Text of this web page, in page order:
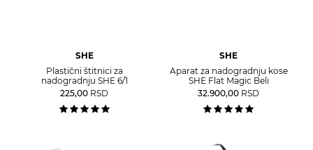
SHE
Plastični štitnici za
nadogradnju SHE 6/1
225,00 RSD
SHE
Aparat za nadogradnju kose
SHE Flat Magic Beli
32.900,00 RSD